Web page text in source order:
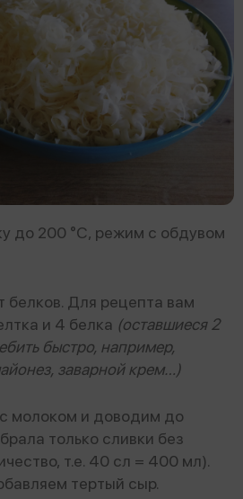
до 200 °С, режим с обдувом
белков. Для рецепта вам
и 4 белка (оставшиеся 2
быстро, например,
заварной крем…)
молоком и доводим до
только сливки без
т.е. 40 сл = 400 мл).
тертый сыр.